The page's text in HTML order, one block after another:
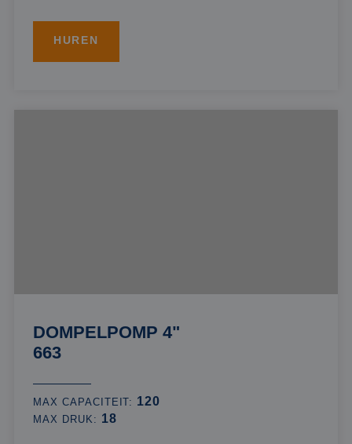
HUREN
DOMPELPOMP 4"
663
MAX CAPACITEIT: 120
MAX DRUK: 18